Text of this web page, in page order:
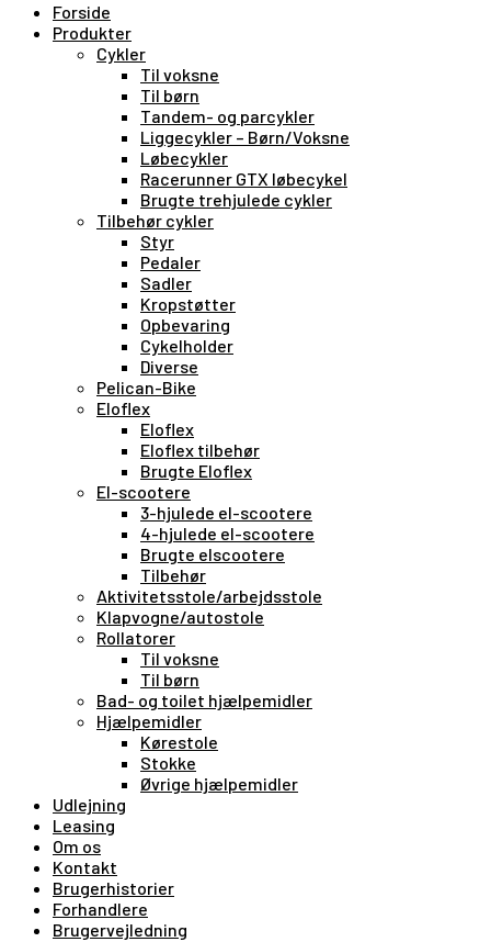
Forside
Produkter
Cykler
Til voksne
Til børn
Tandem- og parcykler
Liggecykler – Børn/Voksne
Løbecykler
Racerunner GTX løbecykel
Brugte trehjulede cykler
Tilbehør cykler
Styr
Pedaler
Sadler
Kropstøtter
Opbevaring
Cykelholder
Diverse
Pelican-Bike
Eloflex
Eloflex
Eloflex tilbehør
Brugte Eloflex
El-scootere
3-hjulede el-scootere
4-hjulede el-scootere
Brugte elscootere
Tilbehør
Aktivitetsstole/arbejdsstole
Klapvogne/autostole
Rollatorer
Til voksne
Til børn
Bad- og toilet hjælpemidler
Hjælpemidler
Kørestole
Stokke
Øvrige hjælpemidler
Udlejning
Leasing
Om os
Kontakt
Brugerhistorier
Forhandlere
Brugervejledning